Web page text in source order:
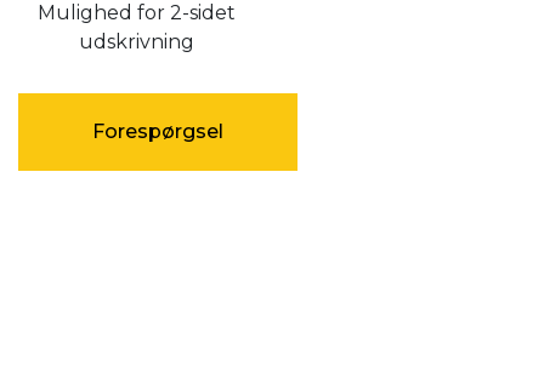
Mulighed for 2-sidet
udskrivning
Forespørgsel